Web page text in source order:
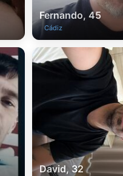
Fernando, 45
Cádiz
David, 32